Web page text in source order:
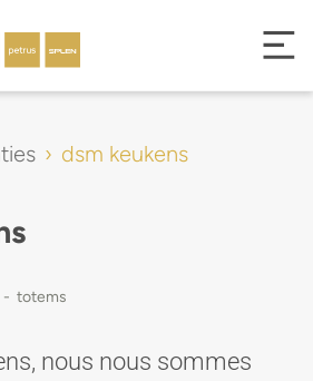
dsm keukens
- totems
nous nous sommes